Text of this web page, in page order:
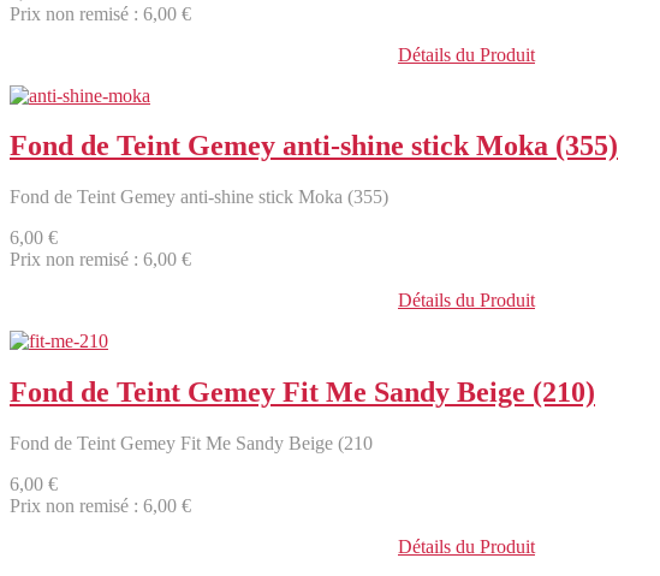
Prix non remisé : 6,00 €
Détails du Produit
Fond de Teint Gemey anti-shine stick Moka (355)
Fond de Teint Gemey anti-shine stick Moka (355)
6,00 €
Prix non remisé : 6,00 €
Détails du Produit
Fond de Teint Gemey Fit Me Sandy Beige (210)
Fond de Teint Gemey Fit Me Sandy Beige (210
6,00 €
Prix non remisé : 6,00 €
Détails du Produit